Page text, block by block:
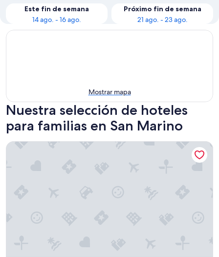
Este fin de semana
14 ago. - 16 ago.
Próximo fin de semana
21 ago. - 23 ago.
Mostrar mapa
Nuestra selección de hoteles
para familias en San Marino
Garden Village San Marino